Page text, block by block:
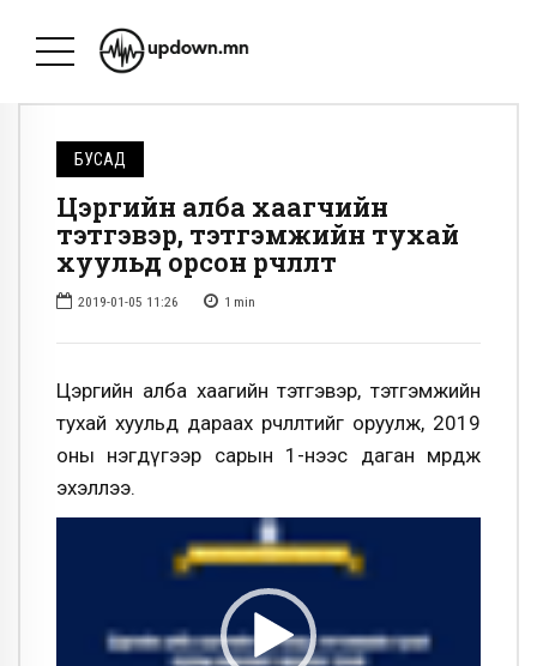
БУСАД
Цэргийн алба хаагчийн
тэтгэвэр, тэтгэмжийн тухай
хуульд орсон өөрчлөлт
2019-01-05 11:26 1 min
Цэргийн алба хаагийн тэтгэвэр, тэтгэмжийн
тухай хуульд дараах өөрчлөлтийг оруулж, 2019
оны нэгдүгээр сарын 1-нээс даган мөрдөж
эхэллээ.